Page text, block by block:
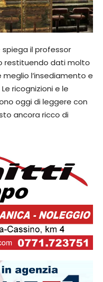
il professor
restituendo dati molto
l’insediamento e
ricognizioni e le
oggi di leggere con
ancora ricco di